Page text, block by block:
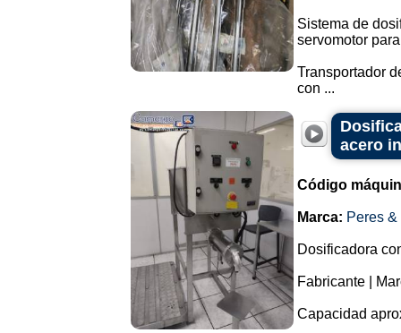
Sistema de
servomotor
Transportador
con ...
acero
Código
Marca: Peres
Dosificadora
Fabricante |
Capacidad